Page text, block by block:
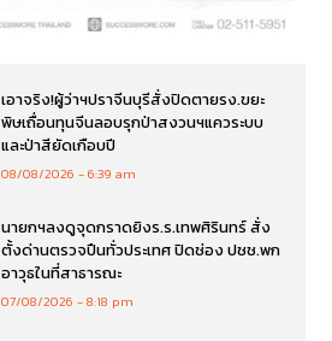
เอาจริง!ผู้ว่าฯปราจีนบุรีสั่งปิดตายรง.ขยะ
พิษเถื่อนทุนจีนลอบรุกป่าสงวนฯแควระบบ
และป่าสียัดเกือบปี
08/08/2026 6:39 am
นายกฯลงดูจุดกราดยิงร.ร.เทพศิรินทร์ สั่ง
ตั้งด่านตรวจปืนทั่วประเทศ ปิดช่อง ปชช.พก
อาวุธในที่สาธารณะ
07/08/2026 8:18 pm